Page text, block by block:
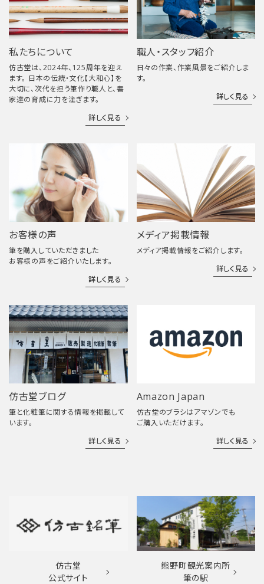
私たちについて
仿古堂は、2024年、125周年を迎え
ます。 日本の伝統・文化【大和心】を
大切に、次代を担う筆作り職人と、書
家達の育成に力を注ぎます。
詳しく見る
職人・スタッフ紹介
日々の作業、作業風景をご紹介しま
す。
詳しく見る
お客様の声
筆を購入していただきました
お客様の声をご紹介いたします。
詳しく見る
メディア掲載情報
メディア掲載情報をご紹介します。
詳しく見る
仿古堂ブログ
筆と化粧筆に関する情報を掲載して
います。
詳しく見る
Amazon Japan
仿古堂のブラシはアマゾンでも
ご購入いただけます。
詳しく見る
仿古堂
公式サイト
熊野町観光案内所
筆の駅